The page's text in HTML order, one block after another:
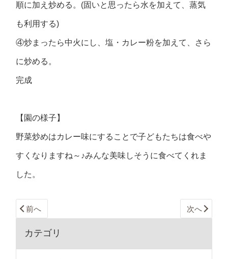
順に加え炒める。(固いと思ったら水を加えて、蒸気
も利用する)
④炒まったら中火にし、塩・カレー粉を加えて、さら
に炒める。
完成
【園の様子】
野菜炒めはカレー味にすることで子どもたちは食べや
すくなりますね～♪みんな美味しそうに食べてくれま
した。
前へ 次へ
カテゴリ